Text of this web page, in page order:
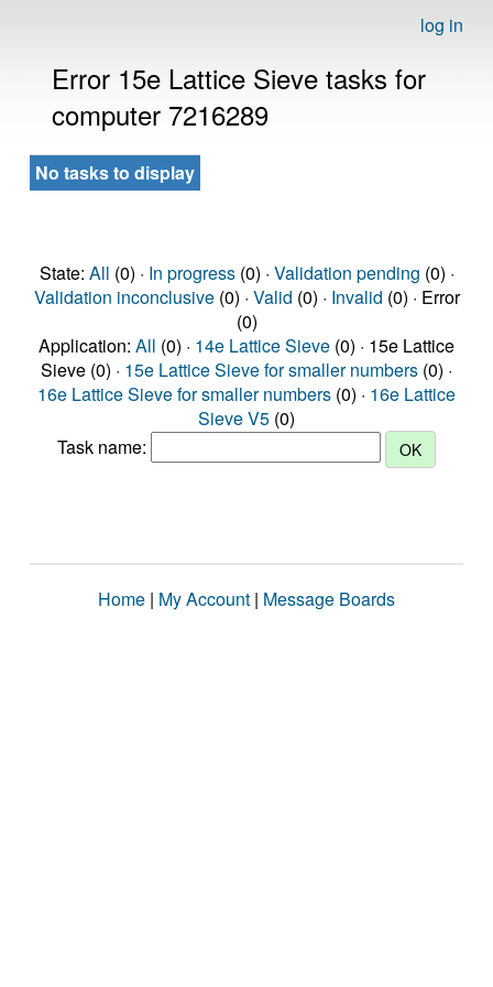
log in
Error 15e Lattice Sieve tasks for
computer 7216289
No tasks to display
State: All (0) · In progress(0) · Validation pending (0) ·
Validation inconclusive(0) · Valid (0) · Invalid (0) · Error
(0)
Application: All (0) · 14e Lattice Sieve (0) · 15e Lattice
Sieve (0) · 15e Lattice Sieve for smaller numbers (0) ·
16e Lattice Sieve for smaller numbers (0) · 16e Lattice
Sieve V5 (0)
Task name:
Home | My Account | Message Boards